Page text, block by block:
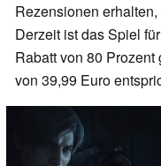
Rezensionen
Derzeit ist das Spiel
Rabatt von 80
von 39,99 Euro